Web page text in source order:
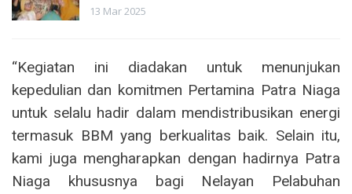
13 Mar 2025
“Kegiatan ini diadakan untuk menunjukan
kepedulian dan komitmen Pertamina Patra Niaga
untuk selalu hadir dalam mendistribusikan energi
termasuk BBM yang berkualitas baik. Selain itu,
kami juga mengharapkan dengan hadirnya Patra
Niaga khususnya bagi Nelayan Pelabuhan